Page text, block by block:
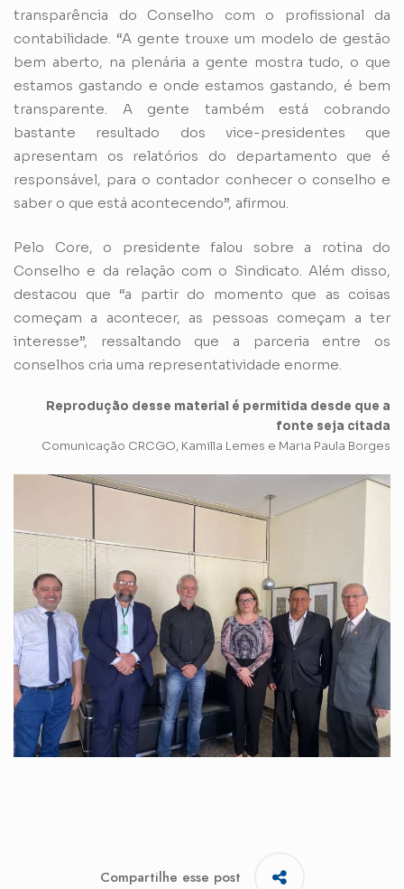
transparência do Conselho com o profissional da
contabilidade. “A gente trouxe um modelo de gestão
bem aberto, na plenária a gente mostra tudo, o que
estamos gastando e onde estamos gastando, é bem
transparente. A gente também está cobrando
bastante resultado dos vice-presidentes que
apresentam os relatórios do departamento que é
responsável, para o contador conhecer o conselho e
saber o que está acontecendo”, afirmou.
Pelo Core, o presidente falou sobre a rotina do
Conselho e da relação com o Sindicato. Além disso,
destacou que “a partir do momento que as coisas
começam a acontecer, as pessoas começam a ter
interesse”, ressaltando que a parceria entre os
conselhos cria uma representatividade enorme.
Reprodução desse material é permitida desde que a
fonte seja citada
Comunicação CRCGO, Kamilla Lemes e Maria Paula Borges
Compartilhe esse post